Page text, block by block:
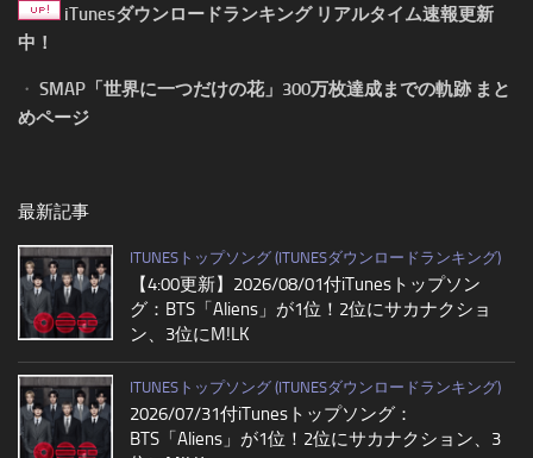
iTunesダウンロードランキング リアルタイム速報更新
中！
・ SMAP「世界に一つだけの花」300万枚達成までの軌跡 まと
めページ
最新記事
ITUNESトップソング (ITUNESダウンロードランキング)
【4:00更新】2026/08/01付iTunesトップソン
グ：BTS「Aliens」が1位！2位にサカナクショ
ン、3位にM!LK
ITUNESトップソング (ITUNESダウンロードランキング)
2026/07/31付iTunesトップソング：
BTS「Aliens」が1位！2位にサカナクション、3